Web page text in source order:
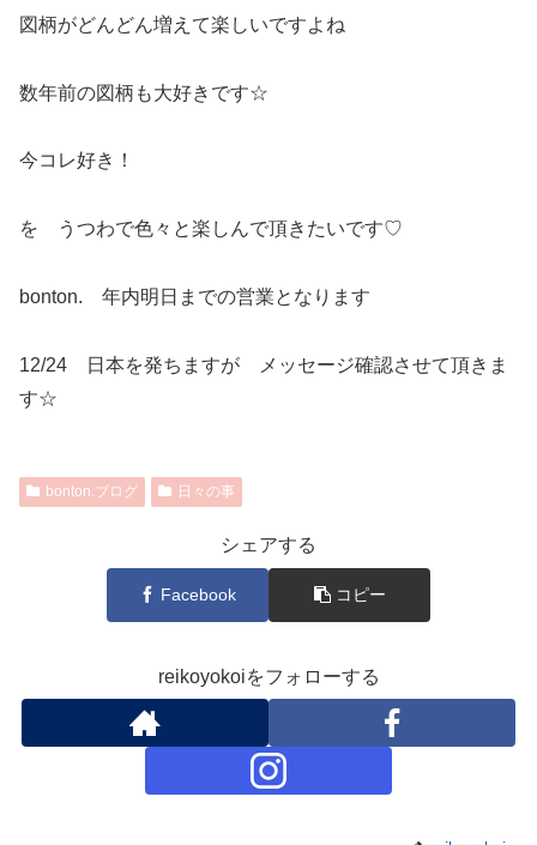
図柄がどんどん増えて楽しいですよね
数年前の図柄も大好きです☆
今コレ好き！
を うつわで色々と楽しんで頂きたいです♡
bonton. 年内明日までの営業となります
12/24 日本を発ちますが メッセージ確認させて頂きま
す☆
bonton.ブログ 日々の事
シェアする
Facebook コピー
reikoyokoiをフォローする